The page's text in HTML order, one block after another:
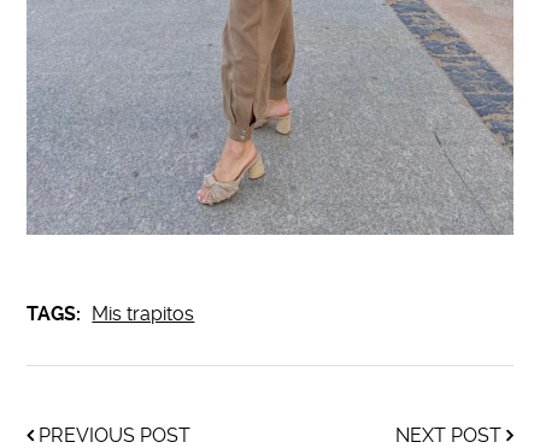
TAGS: Mis trapitos
PREVIOUS POST NEXT POST